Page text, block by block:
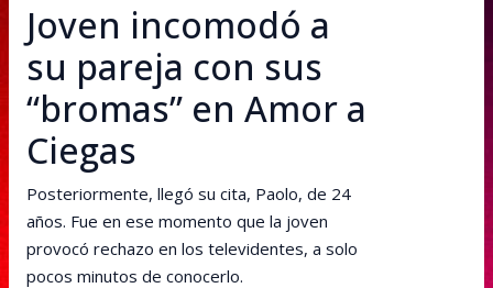
Joven incomodó a
su pareja con sus
“bromas” en Amor a
Ciegas
Posteriormente, llegó su cita, Paolo, de 24
años. Fue en ese momento que la joven
provocó rechazo en los televidentes, a solo
pocos minutos de conocerlo.